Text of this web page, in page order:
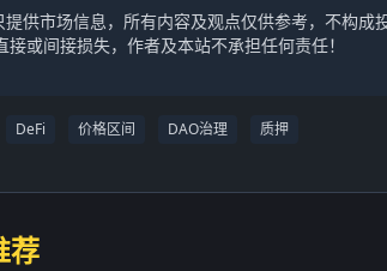
提供市场信息，所有内容及观点仅供参考，不构
接或间接损失，作者及本站不承担任何责任！
DeFi 价格区间 DAO治理 质押
荐